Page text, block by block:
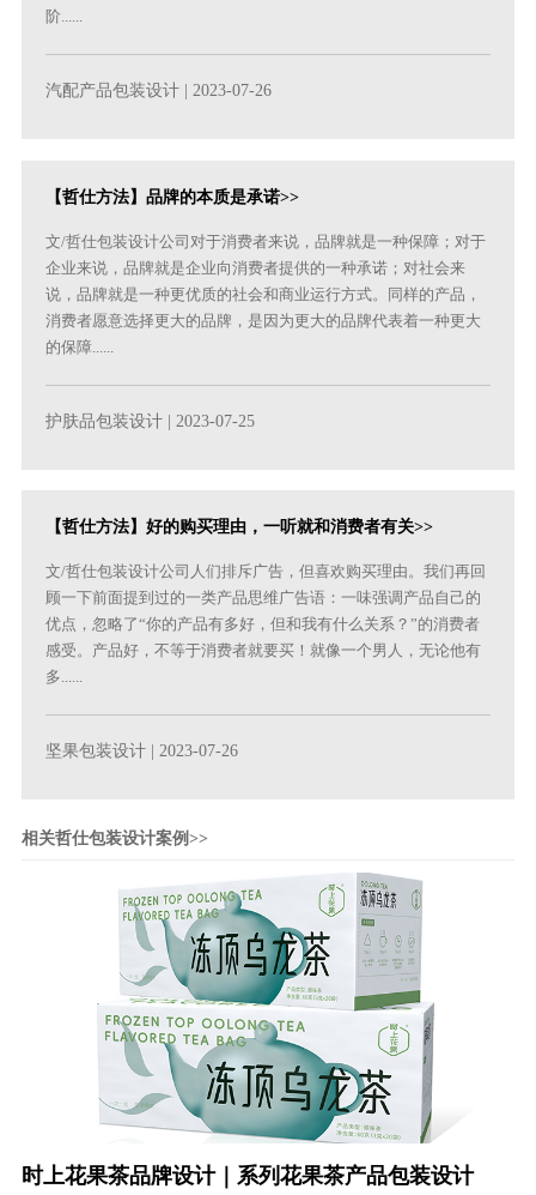
阶......
汽配产品包装设计 | 2023-07-26
【哲仕方法】品牌的本质是承诺>>
文/哲仕包装设计公司对于消费者来说，品牌就是一种保障；对于
企业来说，品牌就是企业向消费者提供的一种承诺；对社会来
说，品牌就是一种更优质的社会和商业运行方式。同样的产品，
消费者愿意选择更大的品牌，是因为更大的品牌代表着一种更大
的保障......
护肤品包装设计 | 2023-07-25
【哲仕方法】好的购买理由，一听就和消费者有关>>
文/哲仕包装设计公司人们排斥广告，但喜欢购买理由。我们再回
顾一下前面提到过的一类产品思维广告语：一味强调产品自己的
优点，忽略了“你的产品有多好，但和我有什么关系？”的消费者
感受。产品好，不等于消费者就要买！就像一个男人，无论他有
多......
坚果包装设计 | 2023-07-26
相关哲仕包装设计案例>>
时上花果茶品牌设计｜系列花果茶产品包装设计